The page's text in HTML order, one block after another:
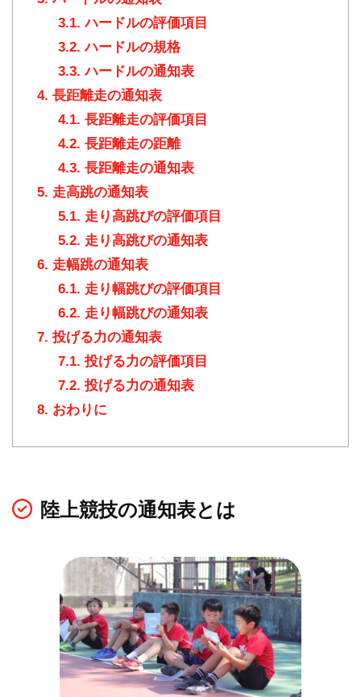
3.1. ハードルの評価項目
3.2. ハードルの規格
3.3. ハードルの通知表
4. 長距離走の通知表
4.1. 長距離走の評価項目
4.2. 長距離走の距離
4.3. 長距離走の通知表
5. 走高跳の通知表
5.1. 走り高跳びの評価項目
5.2. 走り高跳びの通知表
6. 走幅跳の通知表
6.1. 走り幅跳びの評価項目
6.2. 走り幅跳びの通知表
7. 投げる力の通知表
7.1. 投げる力の評価項目
7.2. 投げる力の通知表
8. おわりに
陸上競技の通知表とは